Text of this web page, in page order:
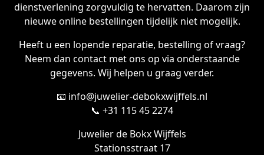
dienstverlening zorgvuldig te hervatten. Daarom zijn
nieuwe online bestellingen tijdelijk niet mogelijk.
Heeft u een lopende reparatie, bestelling of vraag?
Neem dan contact met ons op via onderstaande
gegevens. Wij helpen u graag verder.
📧 info@juwelier-debokxwijffels.nl
📞 +31 115 45 2274
Juwelier de Bokx Wijffels
Stationsstraat 17